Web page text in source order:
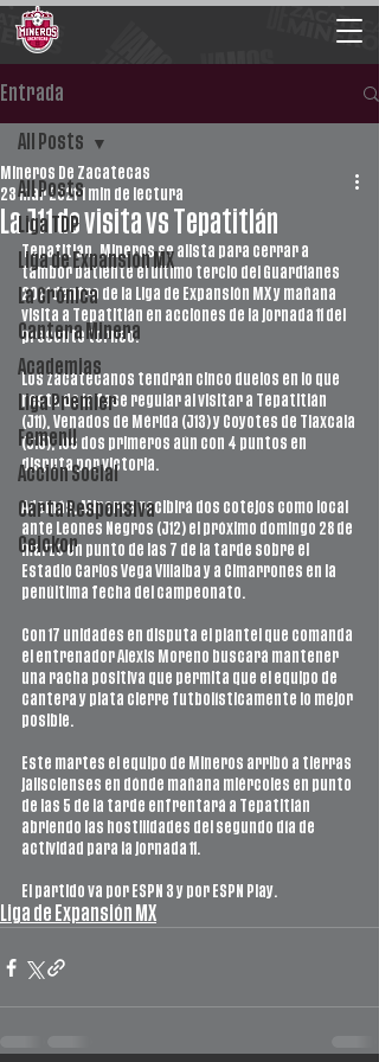
Entrada
All Posts
Liga TDP
Liga de Expansión MX
La Crónica
Cantera Minera
Academias
Liga Premier
Femenil
Acción Social
Carta Responsiva
Ceickor
All Posts
La J11 de visita vs Tepatitlán
Mineros De Zacatecas
23 mar 2021 1 min de lectura
Tepatitlán. Mineros se alista para cerrar a
tambor batiente el último tercio del Guard1anes
2021 dentro de la Liga de Expansión MX y mañana
visita a Tepatitlán en acciones de la jornada 11 del
presente torneo.
Los zacatecanos tendrán cinco duelos en lo que
resta de la fase regular al visitar a Tepatitlán
(J11), Venados de Mérida (J13) y Coyotes de Tlaxcala
(J15), los dos primeros aún con 4 puntos en
disputa por victoria.
Además, Mineros recibirá dos cotejos como local
ante Leones Negros (J12) el próximo domingo 28 de
marzo en punto de las 7 de la tarde sobre el
Estadio Carlos Vega Villalba y a Cimarrones en la
penúltima fecha del campeonato.
Con 17 unidades en disputa el plantel que comanda
el entrenador Alexis Moreno buscará mantener
una racha positiva que permita que el equipo de
cantera y plata cierre futbolísticamente lo mejor
posible.
Este martes el equipo de Mineros arribó a tierras
jaliscienses en dónde mañana miércoles en punto
de las 5 de la tarde enfrentará a Tepatitlán
abriendo las hostilidades del segundo día de
actividad para la jornada 11.
El partido va por ESPN 3 y por ESPN Play.
Liga de Expansión MX